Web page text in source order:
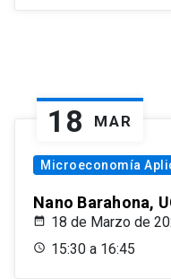
18 MAR
Microeconomía
Nano Barahona,
18 de Marzo de
15:30 a 16:45